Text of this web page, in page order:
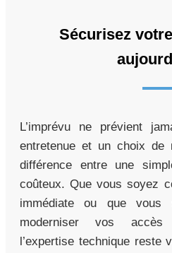
Sécurisez
L’imprévu ne prévient
entretenue et un choix de
différence entre une
coûteux. Que vous soyez
immédiate ou que vous
moderniser vos accès
l’expertise technique reste